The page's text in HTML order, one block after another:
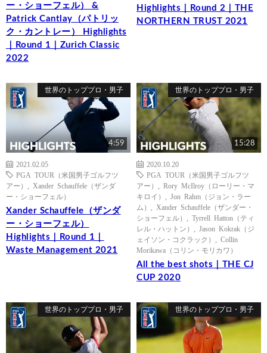
ー・ショーフェル） &
Patrick Cantlay（パトリッ
ク・カントレー） Highlights
｜Round 1｜Zurich Classic
2022
Highlights｜Round 2｜THE
NORTHERN TRUST 2021
世界のトッププロ・男子
4:59
2021.02.05
PGA TOUR（米国男子ゴルフツ
アー）
Xander Schauffele（ザンダ
ー・ショーフェル）
Xander Schauffele（ザンダ
ー・ショーフェル）
Highlights｜Round 1｜
Waste Management 2021
世界のトッププロ・男子
15:28
2020.10.20
PGA TOUR（米国男子ゴルフツ
アー）
Rory McIlroy（ローリー・マ
キロイ）
Jon Rahm（ジョン・ラー
ム）
Xander Schauffele（ザンダー・
ショーフェル）
Tyrrell Hatton（ティ
レル・ハットン）
Jason Kokrak（ジ
ェイソン・コクラック）
Collin
Morikawa（コリン・モリカワ）
All the best shots｜THE CJ
CUP 2020
世界のトッププロ・男子 世界のトッププロ・男子